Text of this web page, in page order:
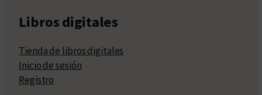
Libros digitales
Tienda de libros digitales
Inicio de sesión
Registro